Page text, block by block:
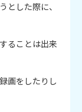
とした際に、
ることは出来
画をしたりし